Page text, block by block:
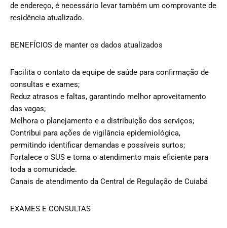
de endereço, é necessário levar também um comprovante de
residência atualizado.
BENEFÍCIOS de manter os dados atualizados
Facilita o contato da equipe de saúde para confirmação de
consultas e exames;
Reduz atrasos e faltas, garantindo melhor aproveitamento
das vagas;
Melhora o planejamento e a distribuição dos serviços;
Contribui para ações de vigilância epidemiológica,
permitindo identificar demandas e possíveis surtos;
Fortalece o SUS e torna o atendimento mais eficiente para
toda a comunidade.
Canais de atendimento da Central de Regulação de Cuiabá
EXAMES E CONSULTAS